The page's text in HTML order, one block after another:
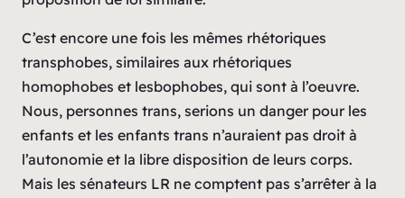
C’est encore une fois les mêmes rhétoriques
transphobes, similaires aux rhétoriques
homophobes et lesbophobes, qui sont à l’oeuvre.
Nous, personnes trans, serions un danger pour les
enfants et les enfants trans n’auraient pas droit à
l’autonomie et la libre disposition de leurs corps.
Mais les sénateurs LR ne comptent pas s’arrêter à la